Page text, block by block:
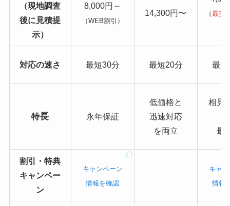
（現地調査
後に見積提
示）
8,000円～
（WEB割引）
14,300円〜 （最安
対応の速さ 最短30分 最短20分 最
特長 永年保証
低価格と
迅速対応
を両立
相見
最
割引・特典
キャンペー
ン
キャンペーン
情報を確認
キャ
情報